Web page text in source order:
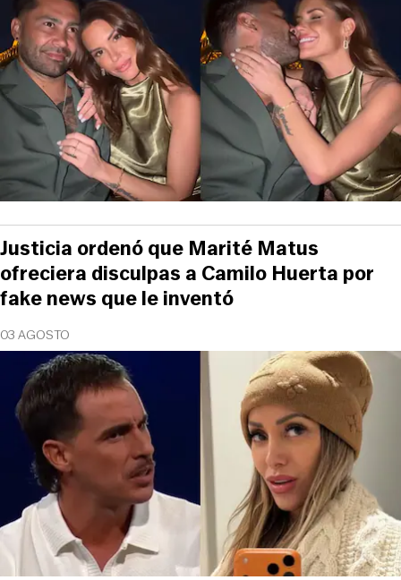
03 AGOSTO
Justicia ordenó que Marité Matus
ofreciera disculpas a Camilo Huerta por
fake news que le inventó